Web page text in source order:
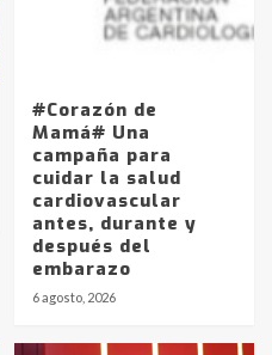
#Corazón de
Mamá# Una
campaña para
cuidar la salud
cardiovascular
antes, durante y
después del
embarazo
6 agosto, 2026